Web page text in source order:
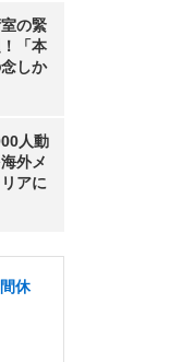
の緊
「本
しか
人動
外メ
アに
休